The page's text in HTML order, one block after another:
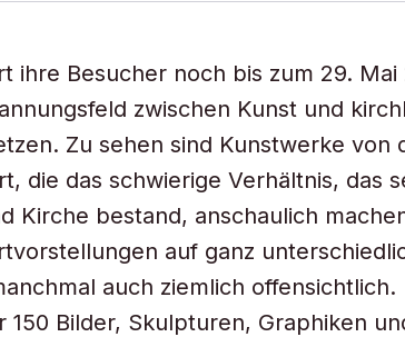
ihre Besucher noch bis zum 29. Mai
zwischen Kunst und
Zu sehen sind Kunstwerke von
die das schwierige Verhältnis, das
Kirche bestand, anschaulich
auf ganz
auch ziemlich offensichtlich.
150 Bilder, Skulpturen, Graphiken